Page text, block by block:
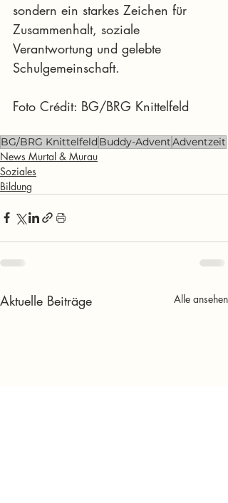
sondern ein starkes Zeichen für
Zusammenhalt, soziale
Verantwortung und gelebte
Schulgemeinschaft.
Foto Crédit: BG/BRG Knittelfeld
BG/BRG Knittelfeld Buddy-AdventAdventzeit
News Murtal & Murau
Soziales
Bildung
Aktuelle Beiträge Alle ansehen